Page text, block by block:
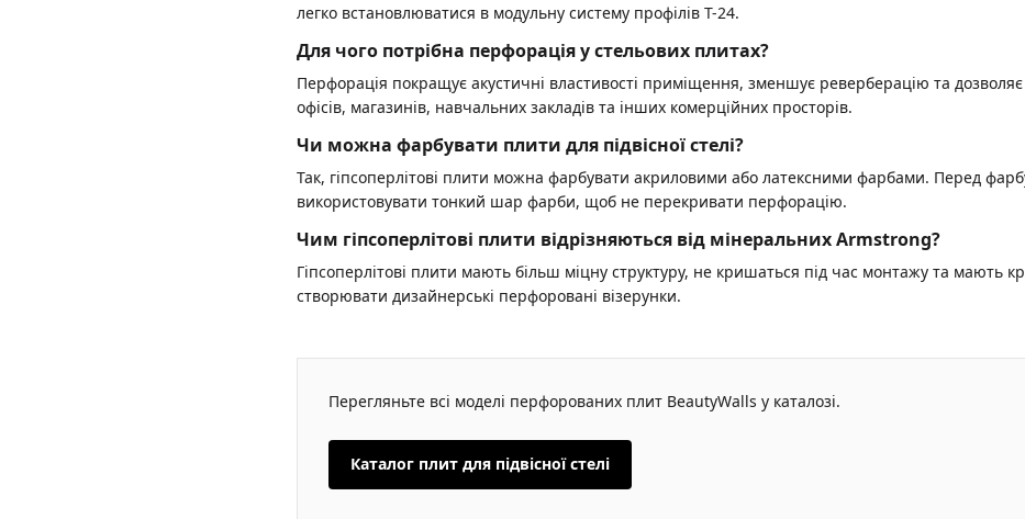
легко встановлюватися в модульну систему профілів T-24.
Для чого потрібна перфорація у стельових плитах?
Перфорація покращує акустичні властивості приміщення, зменшує реверберацію та
офісів, магазинів, навчальних закладів та інших комерційних просторів.
Чи можна фарбувати плити для підвісної стелі?
Так, гіпсоперлітові плити можна фарбувати акриловими або латексними фарбами. Перед
використовувати тонкий шар фарби, щоб не перекривати перфорацію.
Чим гіпсоперлітові плити відрізняються від мінеральних Armstrong?
Гіпсоперлітові плити мають більш міцну структуру, не кришаться під час монтажу та мають
створювати дизайнерські перфоровані візерунки.
Перегляньте всі моделі перфорованих плит BeautyWalls у каталозі.
Каталог плит для підвісної стелі